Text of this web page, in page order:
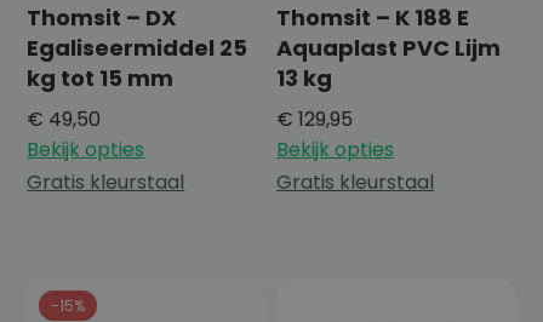
Thomsit – DX
Egaliseermiddel 25
kg tot 15 mm
€ 49,50
Bekijk opties
Gratis kleurstaal
Thomsit – K 188 E
Aquaplast PVC Lijm
13 kg
€ 129,95
Bekijk opties
Gratis kleurstaal
-15%